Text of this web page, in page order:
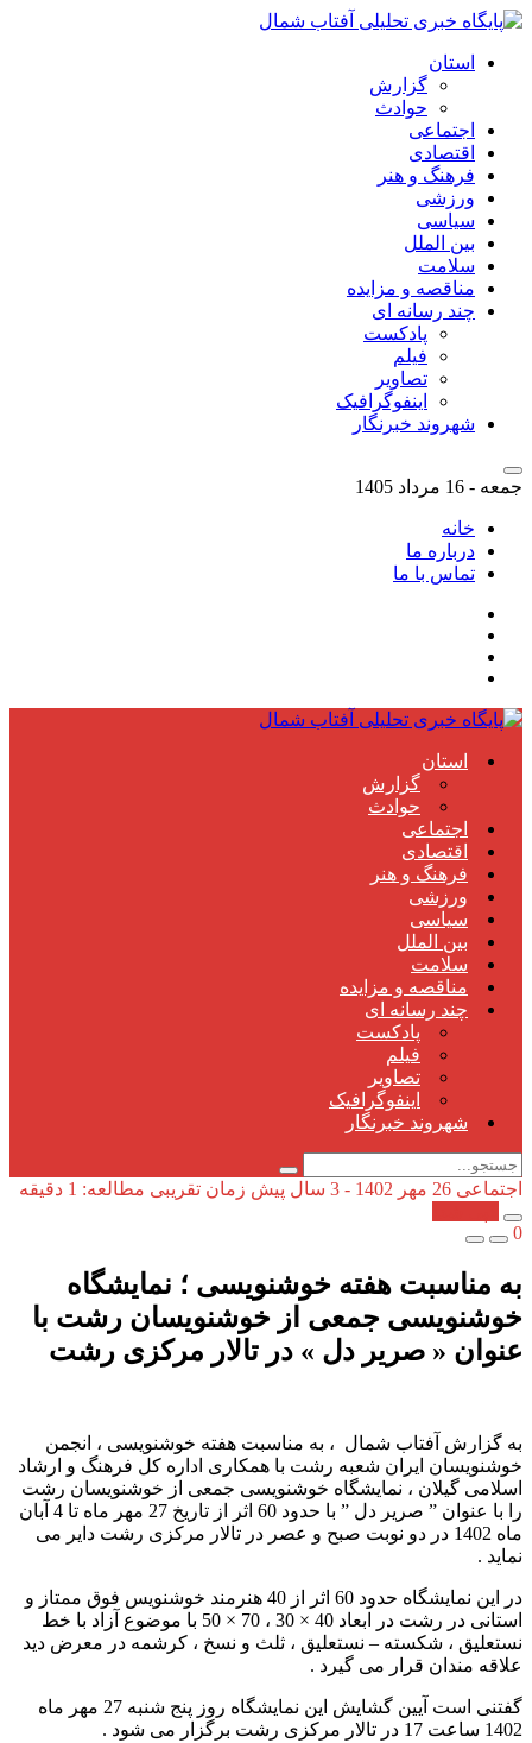
استان
گزارش
حوادث
اجتماعی
اقتصادی
فرهنگ و هنر
ورزشی
سیاسی
بین الملل
سلامت
مناقصه و مزایده
چند رسانه ای
پادکست
فیلم
تصاویر
اینفوگرافیک
شهروند خبرنگار
جمعه - 16 مرداد 1405
خانه
درباره ما
تماس با ما
استان
گزارش
حوادث
اجتماعی
اقتصادی
فرهنگ و هنر
ورزشی
سیاسی
بین الملل
سلامت
مناقصه و مزایده
چند رسانه ای
پادکست
فیلم
تصاویر
اینفوگرافیک
شهروند خبرنگار
اجتماعی 26 مهر 1402 - 3 سال پیش
زمان تقریبی مطالعه: 1 دقیقه
0
به مناسبت هفته خوشنویسی ؛ نمایشگاه
خوشنویسی جمعی از خوشنویسان رشت با
عنوان « صریر دل » در تالار مرکزی رشت
به گزارش آفتاب شمال ، به مناسبت هفته خوشنویسی ، انجمن
خوشنویسان ایران شعبه رشت با همکاری اداره کل فرهنگ و ارشاد
اسلامی گیلان ، نمایشگاه خوشنویسی جمعی از خوشنویسان رشت
را با عنوان ” صریر دل ” با حدود 60 اثر از تاریخ 27 مهر ماه تا 4 آبان
ماه 1402 در دو نوبت صبح و عصر در تالار مرکزی رشت دایر می
نماید .
در این نمایشگاه حدود 60 اثر از 40 هنرمند خوشنویس فوق ممتاز و
استانی در رشت در ابعاد 40 × 30 ، 70 × 50 با موضوع آزاد با خط
نستعلیق ، شکسته – نستعلیق ، ثلث و نسخ ، کرشمه در معرض دید
علاقه مندان قرار می گیرد .
گفتنی است آیین گشایش این نمایشگاه روز پنج شنبه 27 مهر ماه
1402 ساعت 17 در تالار مرکزی رشت برگزار می شود .